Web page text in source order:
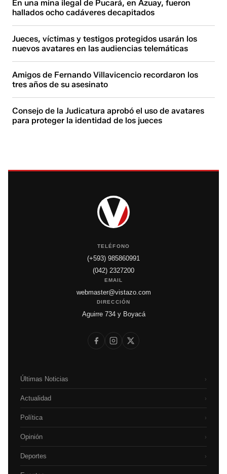
En una mina ilegal de Pucará, en Azuay, fueron
hallados ocho cadáveres decapitados
Jueces, víctimas y testigos protegidos usarán los
nuevos avatares en las audiencias telemáticas
Amigos de Fernando Villavicencio recordaron los
tres años de su asesinato
Consejo de la Judicatura aprobó el uso de avatares
para proteger la identidad de los jueces
TELÉFONO
(+593) 985860991
(042) 2327200
EMAIL
webmaster@vistazo.com
DIRECCIÓN
Aguirre 734 y Boyacá
Últimas Noticias ›
Actualidad ›
Política ›
Opinión ›
Deportes ›